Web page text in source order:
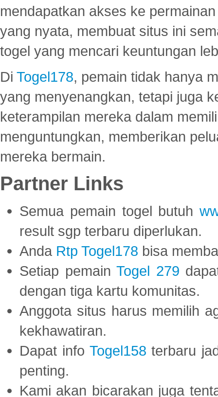
mendapatkan akses ke
yang nyata, membuat situs ini
togel yang mencari keuntungan
Di Togel178, pemain tidak hanya
yang menyenangkan, tetapi juga
keterampilan mereka dalam
menguntungkan, memberikan
mereka bermain.
Partner Links
Semua pemain togel butuh
result sgp terbaru diperlukan.
Anda Rtp Togel178 bisa
Setiap pemainTogel 279
dengan tiga kartu komunitas.
Anggota situs harus memilih
kekhawatiran.
Dapat info Togel158 terbaru
penting.
Kami akan bicarakan juga